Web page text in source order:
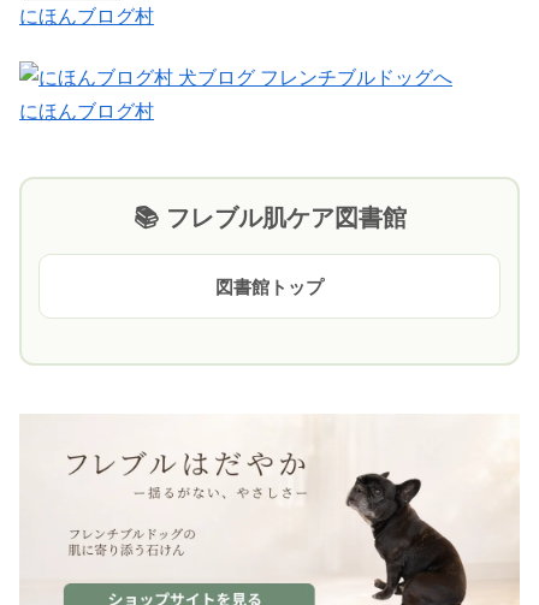
にほんブログ村
にほんブログ村
📚 フレブル肌ケア図書館
図書館トップ